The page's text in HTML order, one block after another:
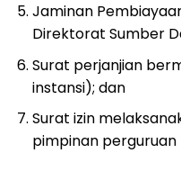
Jaminan
Direktorat Sumber
Surat perjanjian
instansi); dan
Surat izin
pimpinan perguruan